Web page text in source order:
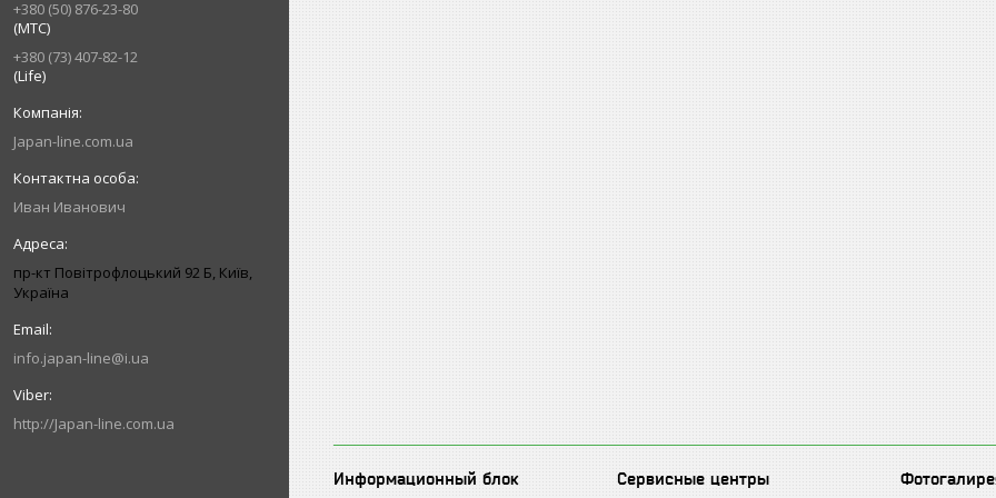
+380 (50) 876-23-80
(МТС)
+380 (73) 407-82-12
(Life)
Japan-line.com.ua
Иван Иванович
пр-кт Повітрофлоцький 92 Б, Київ,
Україна
info.japan-line@i.ua
http://Japan-line.com.ua
Информационный блок Сервисные центры